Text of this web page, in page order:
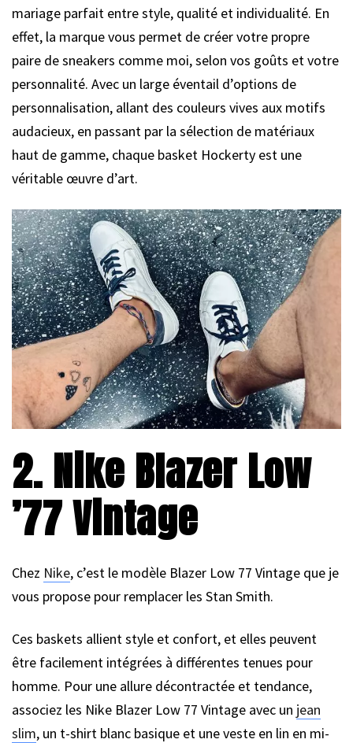
mariage parfait entre style, qualité et individualité. En
effet, la marque vous permet de créer votre propre
paire de sneakers comme moi, selon vos goûts et votre
personnalité. Avec un large éventail d’options de
personnalisation, allant des couleurs vives aux motifs
audacieux, en passant par la sélection de matériaux
haut de gamme, chaque basket Hockerty est une
véritable œuvre d’art.
2. Nike Blazer Low
’77 Vintage
Chez Nike, c’est le modèle Blazer Low 77 Vintage que je
vous propose pour remplacer les Stan Smith.
Ces baskets allient style et confort, et elles peuvent
être facilement intégrées à différentes tenues pour
homme. Pour une allure décontractée et tendance,
associez les Nike Blazer Low 77 Vintage avec un jean
slim, un t-shirt blanc basique et une veste en lin en mi-